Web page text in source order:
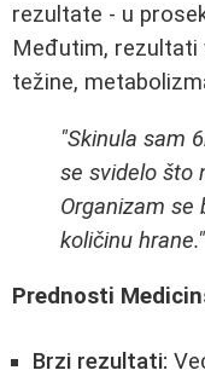
rezultate - u
Međutim, rezultati
težine,
"Skinula sam
se svidelo što
Organizam se
količinu hrane."
Prednosti
Brzi rezultati: